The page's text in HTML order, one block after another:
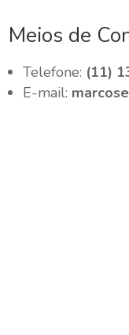
Meios de
Telefone: (11)
E-mail: